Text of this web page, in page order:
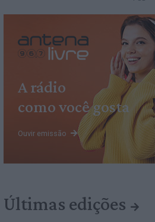
A rádio
como você gosta
Ouvir emissão
Últimas edições